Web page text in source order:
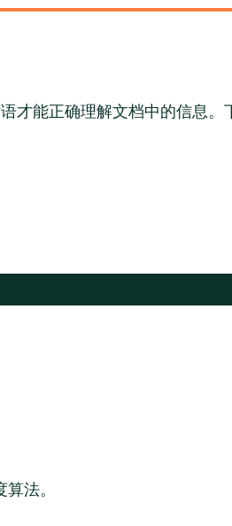
才能正确理解文档中的信息。
法。